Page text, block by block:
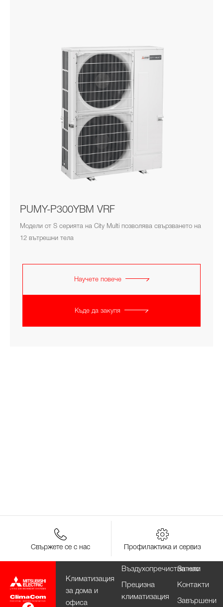
PUMY-P300YBM VRF
Модели от S серията на City Multi позволява свързването на
12 вътрешни тела
Научете повече
Къде да закупя
Свържете се с нас Профилактика и сервиз
Климатизация
за дома и
офиса
Въздухопречистватели
Прецизна
климатизация
За нас
Контакти
Завършени